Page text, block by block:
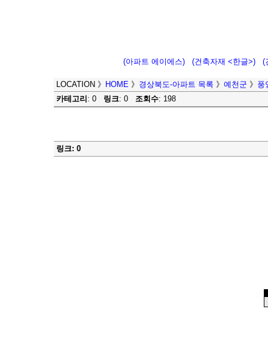
(아파트 에이에스) (건축자재 <한글>) (
LOCATION 》 HOME 》 경상북도-아파트 목록 》 예천군 》 풍
카테고리 : 0 링크: 0 조회수: 198
링크: 0